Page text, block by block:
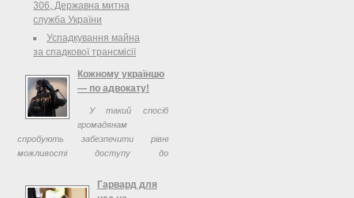
306, Державна митна
служба України
Успадкування майна
за спадкової трансмісії
Кожному українцю
— по адвокату!
У такий спосіб
громадянам
спробують забезпечити рівні
можливості доступу до
зізнання у злочині чи відмовитися
від захисту людина може тільки у
Гарвард для